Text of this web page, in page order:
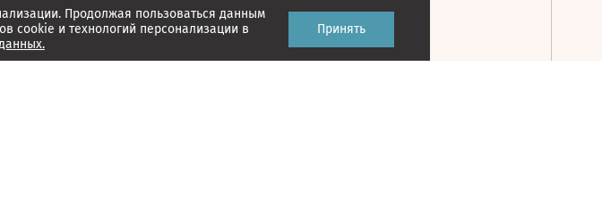
Продолжая пользоваться данным
cookie и технологий персонализации в
Принять